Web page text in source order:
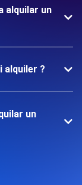
alquilar un
alquiler ?
un